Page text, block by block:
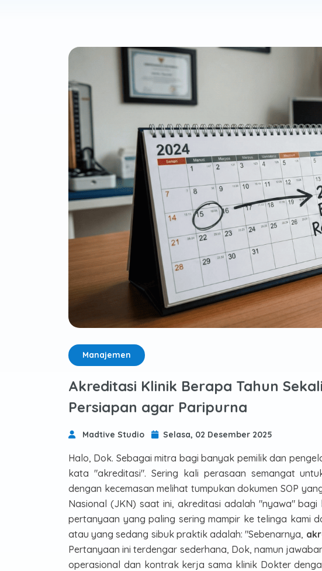
Manajemen
Akreditasi Klinik Berapa Tahun
Persiapan agar Paripurna
Madtive Studio Selasa, 02 Desember 2025
Halo, Dok. Sebagai mitra bagi banyak pemilik dan
kata "akreditasi". Sering kali perasaan semangat
dengan kecemasan melihat tumpukan dokumen SOP
Nasional (JKN) saat ini, akreditasi adalah "nyawa"
pertanyaan yang paling sering mampir ke telinga kami
atau yang sedang sibuk praktik adalah: "Sebenarnya,
Pertanyaan ini terdengar sederhana, Dok, namun
operasional dan kontrak kerja sama klinik Dokter